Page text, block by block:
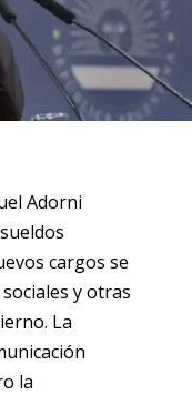
Adorni
cargos se
y otras
La
la